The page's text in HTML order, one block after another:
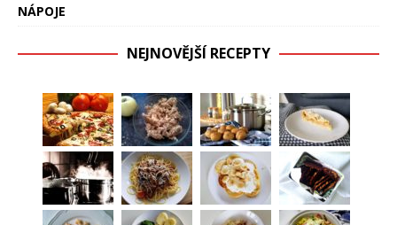
NÁPOJE
NEJNOVĚJŠÍ RECEPTY